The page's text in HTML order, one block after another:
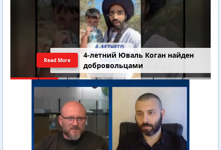
4-летний Юваль Коган найден
добровольцами
Read More